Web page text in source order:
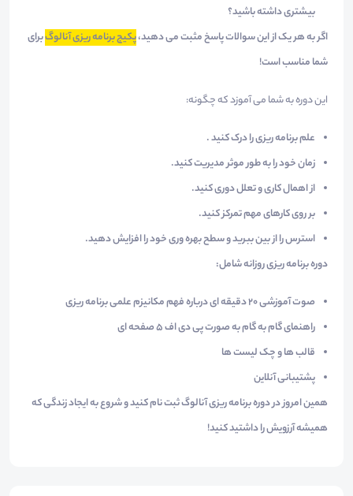
بیشتری داشته باشید؟
اگر به هر یک از این سوالات پاسخ مثبت می دهید،پکیج برنامه ریزی آنالوگبرای
شما مناسب است!
این دوره به شما می آموزد که چگونه:
علمبرنامه ریزی را درک کنید .
زمانخود را به طور موثر مدیریت کنید.
از اهمال کاری وتعللدوری کنید.
بر روی کارهای مهمتمرکزکنید.
استرس را از بین ببرید و سطح بهره وری خود را افزایش دهید.
دوره برنامه ریزی روزانه شامل:
صوت آموزشی 20 دقیقه ای درباره فهم مکانیزم علمی برنامه ریزی
راهنمای گام به گام به صورت پی دی اف 5 صفحه ای
قالب ها و چک لیست ها
پشتیبانی آنلاین
همین امروز در دوره برنامه ریزی آنالوگ ثبت نام کنید و شروع به ایجاد زندگی که
همیشه آرزویش را داشتید کنید!